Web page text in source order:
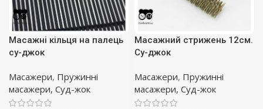
Масажні кільця на палець
су-джок
Масажери, Пружинні
масажери, Суд-жок
Масажний стрижень 12см.
Су-джок
Масажери, Пружинні
масажери, Суд-жок